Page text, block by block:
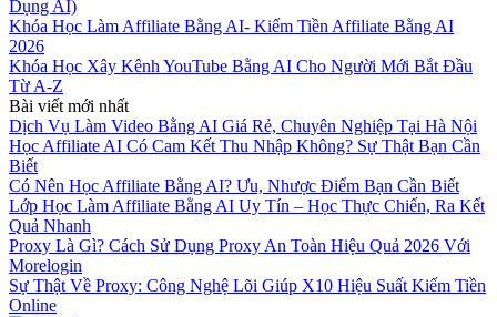
Dụng AI)
Khóa Học Làm Affiliate Bằng AI- Kiếm Tiền Affiliate Bằng AI
2026
Khóa Học Xây Kênh YouTube Bằng AI Cho Người Mới Bắt Đầu
Từ A-Z
Bài viết mới nhất
Dịch Vụ Làm Video Bằng AI Giá Rẻ, Chuyên Nghiệp Tại Hà Nội
Học Affiliate AI Có Cam Kết Thu Nhập Không? Sự Thật Bạn Cần
Biết
Có Nên Học Affiliate Bằng AI? Ưu, Nhược Điểm Bạn Cần Biết
Lớp Học Làm Affiliate Bằng AI Uy Tín – Học Thực Chiến, Ra Kết
Quả Nhanh
Proxy Là Gì? Cách Sử Dụng Proxy An Toàn Hiệu Quả 2026 Với
Morelogin
Sự Thật Về Proxy: Công Nghệ Lõi Giúp X10 Hiệu Suất Kiếm Tiền
Online